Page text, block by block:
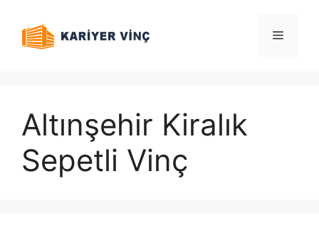
Menü
Altınşehir Kiralık
Sepetli Vinç